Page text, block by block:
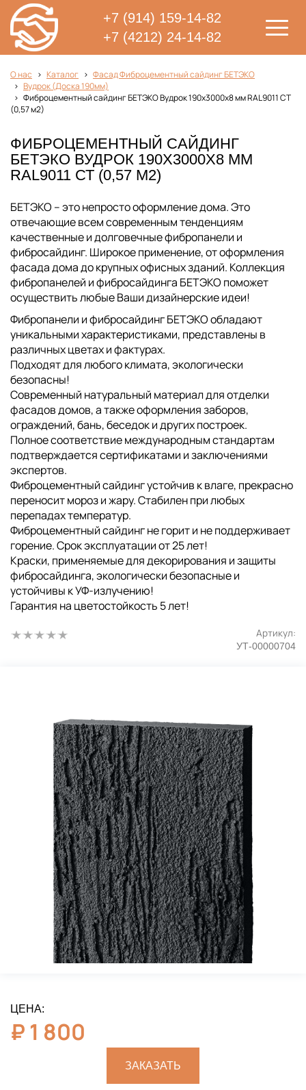
+7 (914) 159-14-82
+7 (4212) 24-14-82
О нас Каталог
Фасад Фиброцементный сайдинг БЕТЭКО
Вудрок (Доска 190мм)
Фиброцементный сайдинг БЕТЭКО Вудрок 190х3000х8 мм RAL9011 СТ
(0,57 м2)
ФИБРОЦЕМЕНТНЫЙ САЙДИНГ
БЕТЭКО ВУДРОК 190Х3000Х8 ММ
RAL9011 СТ (0,57 М2)
БЕТЭКО – это непросто оформление дома. Это
отвечающие всем современным тенденциям
качественные и долговечные фибропанели и
фибросайдинг. Широкое применение, от оформления
фасада дома до крупных офисных зданий. Коллекция
фибропанелей и фибросайдинга БЕТЭКО поможет
осуществить любые Ваши дизайнерские идеи!
Фибропанели и фибросайдинг БЕТЭКО обладают
уникальными характеристиками, представлены в
различных цветах и фактурах.
Подходят для любого климата, экологически
безопасны!
Современный натуральный материал для отделки
фасадов домов, а также оформления заборов,
ограждений, бань, беседок и других построек.
Полное соответствие международным стандартам
подтверждается сертификатами и заключениями
экспертов.
Фиброцементный сайдинг устойчив к влаге, прекрасно
переносит мороз и жару. Стабилен при любых
перепадах температур.
Фиброцементный сайдинг не горит и не поддерживает
горение. Срок эксплуатации от 25 лет!
Краски, применяемые для декорирования и защиты
фибросайдинга, экологически безопасные и
устойчивы к УФ-излучению!
Гарантия на цветостойкость 5 лет!
Артикул:
УТ-00000704
ЦЕНА:
₽ 1 800
ЗАКАЗАТЬ